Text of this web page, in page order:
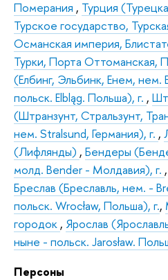
Померания , Турция
Турское государство,
Османская империя,
Турки, Порта Оттоманская,
(Елбинг, Эльбинк, Eнем, нем.
польск. Elbląg. Польша), г. ,
(Штранзунт, Стральзунт,
нем. Stralsund, Германия), г. ,
(Лифлянды) , Бендеры
молд. Bender - Молдавия), г. ,
Бреслав (Бреславль, нем. -
польск. Wrocław, Польша), г.,
городок , Ярослав
ныне - польск. Jarosław.
Персоны